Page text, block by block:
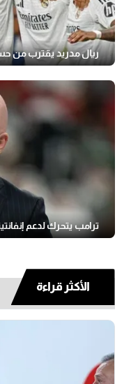
ريال مدريد يقترب من
ترامب يتحرك لدعم
الأكثر قراءة